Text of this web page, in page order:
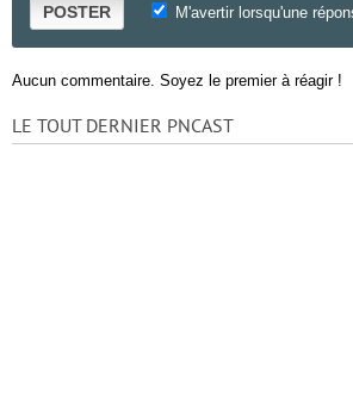
POSTER M'avertir lorsqu'une
Aucun commentaire. Soyez le premier à réagir !
LE TOUT DERNIER PNCAST